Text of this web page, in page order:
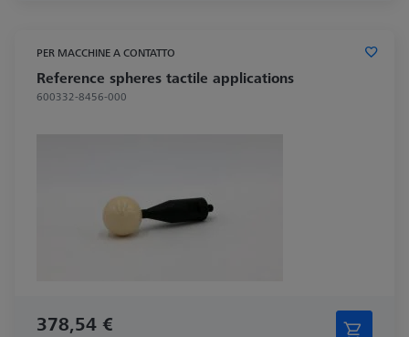
PER MACCHINE A CONTATTO
Reference spheres tactile applications
600332-8456-000
378,54 €